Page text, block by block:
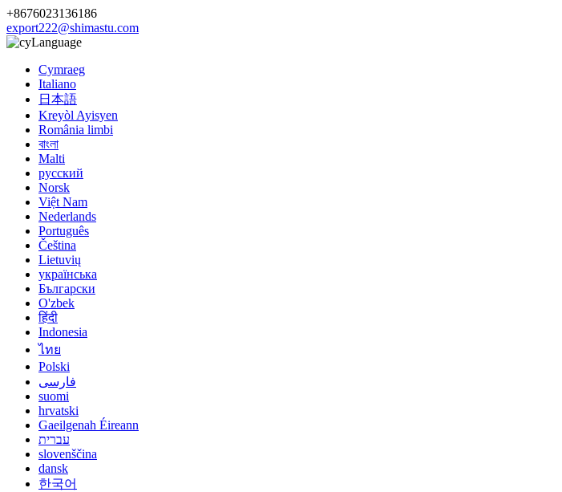
+8676023136186
export222@shimastu.com
Language
Cymraeg
Italiano
日本語
Kreyòl Ayisyen
România limbi
বাংলা
Malti
русский
Norsk
Việt Nam
Nederlands
Português
Čeština
Lietuvių
українська
Български
O'zbek
हिंदी
Indonesia
ไทย
Polski
فارسی
suomi
hrvatski
Gaeilgenah Éireann
עברית
slovenščina
dansk
한국어